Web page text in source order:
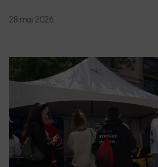
28 mai 2026